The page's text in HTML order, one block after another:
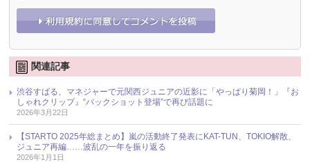
関連記事
渋谷すばる、マネジャーで元関西ジュニアの近影に「やっぱり菊岡！」『お
しゃれクリップ』“バックショット登場”で再び話題に
2026年3月22日
【STARTO 2025年総まとめ】嵐の活動終了発表にKAT-TUN、TOKIO解散、
ジュニア再編……波乱の一年を振り返る
2026年1月1日